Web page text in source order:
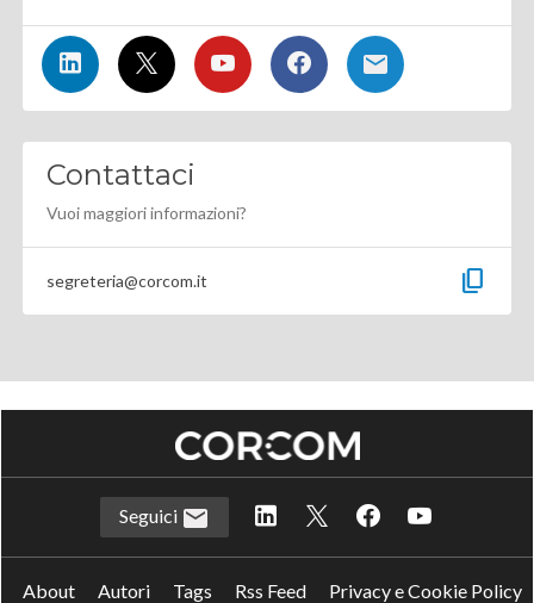
Contattaci
Vuoi maggiori informazioni?
segreteria@corcom.it content_copy
Seguici
About Autori Tags Rss Feed
Privacy e Cookie Policy